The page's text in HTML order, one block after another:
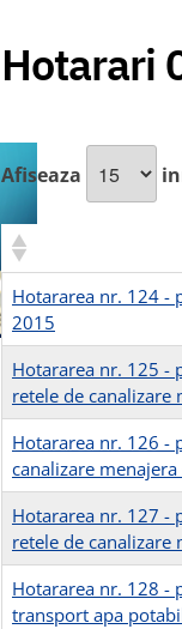
Hotarari
Afiseaza
Hotararea nr. 124 -
2015
Hotararea nr. 125 -
retele de canalizare
Hotararea nr. 126 -
canalizare
Hotararea nr. 127 -
retele de canalizare
Hotararea nr. 128 -
transport apa